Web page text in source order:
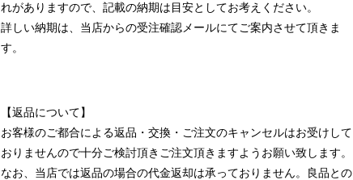
れがありますので、記載の納期は目安としてお考えください。
詳しい納期は、当店からの受注確認メールにてご案内させて頂きま
す。
【返品について】
お客様のご都合による返品・交換・ご注文のキャンセルはお受けして
おりませんので十分ご検討頂きご注文頂きますようお願い致します。
なお、当店では返品の場合の代金返却は承っておりません。良品との